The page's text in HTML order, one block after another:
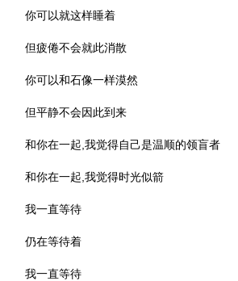
你可以就这样睡着
但疲倦不会就此消散
你可以和石像一样漠然
但平静不会因此到来
和你在一起,我觉得自己是温顺的领盲者
和你在一起,我觉得时光似箭
我一直等待
仍在等待着
我一直等待